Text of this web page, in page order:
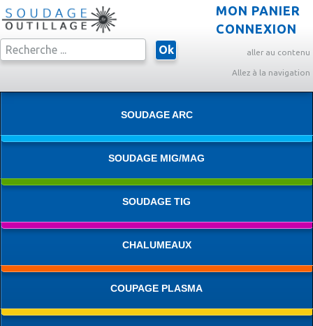
aller au contenu
Allez à la navigation
CONNEXION
MON PANIER
Ok
SOUDAGE ARC
SOUDAGE MIG/MAG
SOUDAGE TIG
CHALUMEAUX
COUPAGE PLASMA